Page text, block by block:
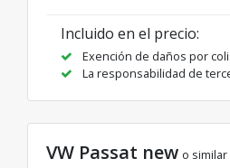
Incluido en el precio:
Exención de daños por
La responsabilidad de
VW Passat new o similar